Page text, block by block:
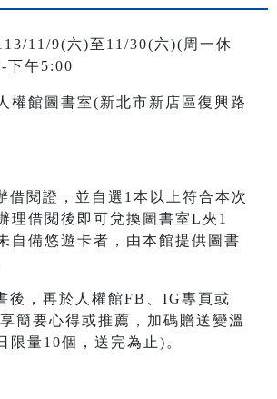
11/9(六)至11/30(六)(周一休
下午5:00
權館圖書室(新北市新店區復興路
借閱證，並自選1本以上符合本次
理借閱後即可兌換圖書室L夾1
自備悠遊卡者，由本館提供圖書
後，再於人權館FB、IG專頁或
簡要心得或推薦，加碼贈送變溫
限量10個，送完為止)。